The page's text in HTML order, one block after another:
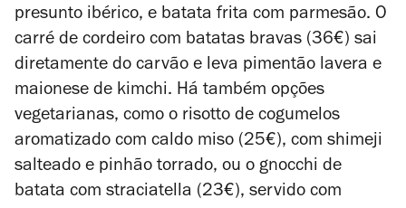
presunto ibérico, e batata frita com parmesão. O
carré de cordeiro com batatas bravas (36€) sai
diretamente do carvão e leva pimentão lavera e
maionese de kimchi. Há também opções
vegetarianas, como o risotto de cogumelos
aromatizado com caldo miso (25€), com shimeji
salteado e pinhão torrado, ou o gnocchi de
batata com straciatella (23€), servido com